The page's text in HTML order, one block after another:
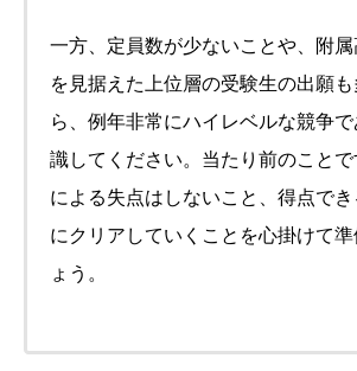
一方、定員数が少ないことや、附
を見据えた上位層の受験生の出願
ら、例年非常にハイレベルな競争
識してください。当たり前のこと
による失点はしないこと、得点で
にクリアしていくことを心掛けて
ょう。